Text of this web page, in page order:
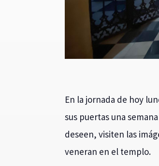
En la jornada de hoy
sus puertas una
deseen, visiten las
veneran en el templo.